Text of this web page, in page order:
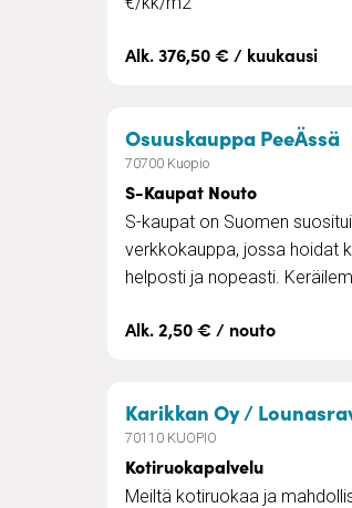
Alk. 376,50 € / kuukausi
Osuuskauppa PeeÄssä
70700 Kuopio
S-Kaupat Nouto
S-kaupat on Suomen
verkkokauppa, jossa hoidat
helposti ja nopeasti.
Alk. 2,50 € / nouto
Karikkan Oy /
70110 KUOPIO
Kotiruokapalvelu
Meiltä kotiruokaa ja